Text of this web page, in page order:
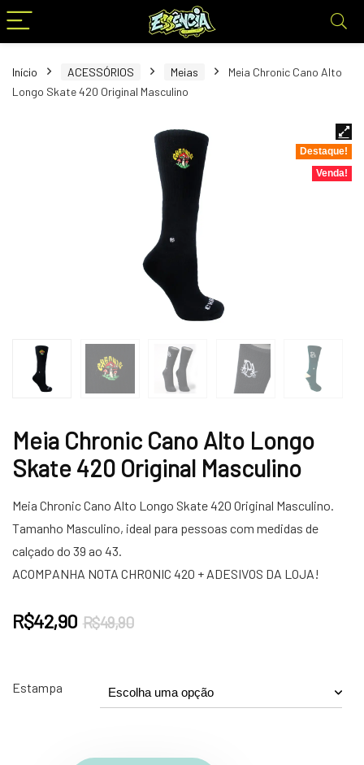
Início ACESSÓRIOS Meias
Meia Chronic Cano Alto
Longo Skate 420 Original Masculino
Destaque!
Venda!
Meia Chronic Cano Alto Longo
Skate 420 Original Masculino
Meia Chronic Cano Alto Longo Skate 420 Original Masculino.
Tamanho Masculino, ideal para pessoas com medidas de
calçado do 39 ao 43.
ACOMPANHA NOTA CHRONIC 420 + ADESIVOS DA LOJA!
R$49,90O
era:
R$49,90.
R$42,90
O
é:
R$42,90.
Estampa